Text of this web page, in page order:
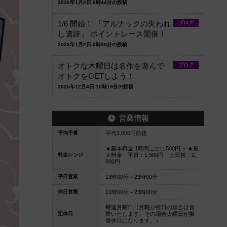
2026年1月2日 9時44分の投稿
ブログ
1/6 開始！ 「アルナックの失われ
し遺跡」 ポイントレース開催！
2026年1月2日 9時39分の投稿
ブログ
オトクな木曜日は名作を遊んで
オトクをGETしよう！
2025年12月4日 10時19分の投稿
営業情報
平均予算 平均1,000円前後
料金レンジ
★基本料金 1時間ごとに500円 ～★最
大料金 平日：1,500円 土日祝：2,
000円
平日営業 13時00分～23時00分
休日営業 11時00分～23時00分
定休日
毎週月曜日（月曜が祝日の場合は営
業いたします。その場合火曜日が振
替休日になります。）